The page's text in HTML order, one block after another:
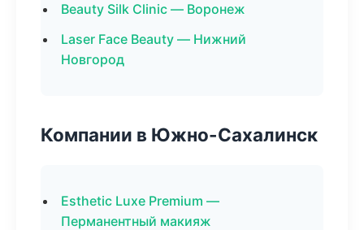
Beauty Silk Clinic — Воронеж
Laser Face Beauty — Нижний
Новгород
Компании в Южно-Сахалинск
Esthetic Luxe Premium —
Перманентный макияж